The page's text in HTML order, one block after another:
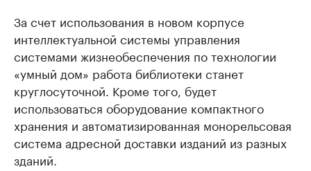
За счет использования в новом корпусе
интеллектуальной системы управления
системами жизнеобеспечения по технологии
«умный дом» работа библиотеки станет
круглосуточной. Кроме того, будет
использоваться оборудование компактного
хранения и автоматизированная монорельсовая
система адресной доставки изданий из разных
зданий.